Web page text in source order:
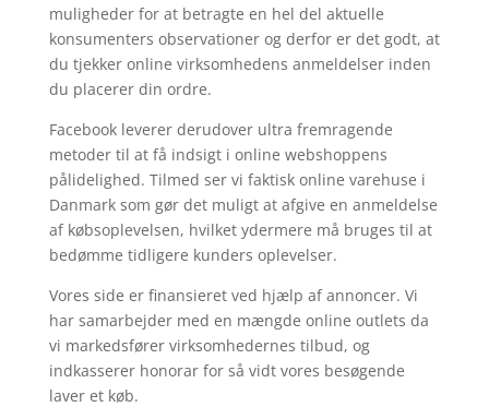
muligheder for at betragte en hel del aktuelle
konsumenters observationer og derfor er det godt, at
du tjekker online virksomhedens anmeldelser inden
du placerer din ordre.
Facebook leverer derudover ultra fremragende
metoder til at få indsigt i online webshoppens
pålidelighed. Tilmed ser vi faktisk online varehuse i
Danmark som gør det muligt at afgive en anmeldelse
af købsoplevelsen, hvilket ydermere må bruges til at
bedømme tidligere kunders oplevelser.
Vores side er finansieret ved hjælp af annoncer. Vi
har samarbejder med en mængde online outlets da
vi markedsfører virksomhedernes tilbud, og
indkasserer honorar for så vidt vores besøgende
laver et køb.